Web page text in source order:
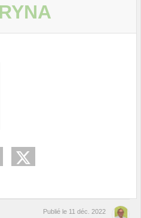
Publié le 11 déc. 2022